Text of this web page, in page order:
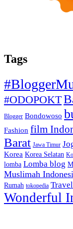
Tags
#ODOPOKT
Blogger Bondowoso
Fashion film
Barat Jawa Timur
Korea Korea Selatan
lomba Lomba blog
Muslimah
Rumah tokopedia
Wonderful